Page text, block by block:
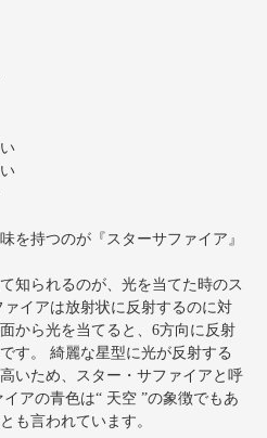
を持つのが『スターサファイア』
知られるのが、光を当てた時のス
イアは放射状に反射するのに対
から光を当てると、6方向に反射
す。 綺麗な星型に光が反射する
いため、スター・サファイアと呼
アの青色は“ 天空 ”の象徴でもあ
も言われています。